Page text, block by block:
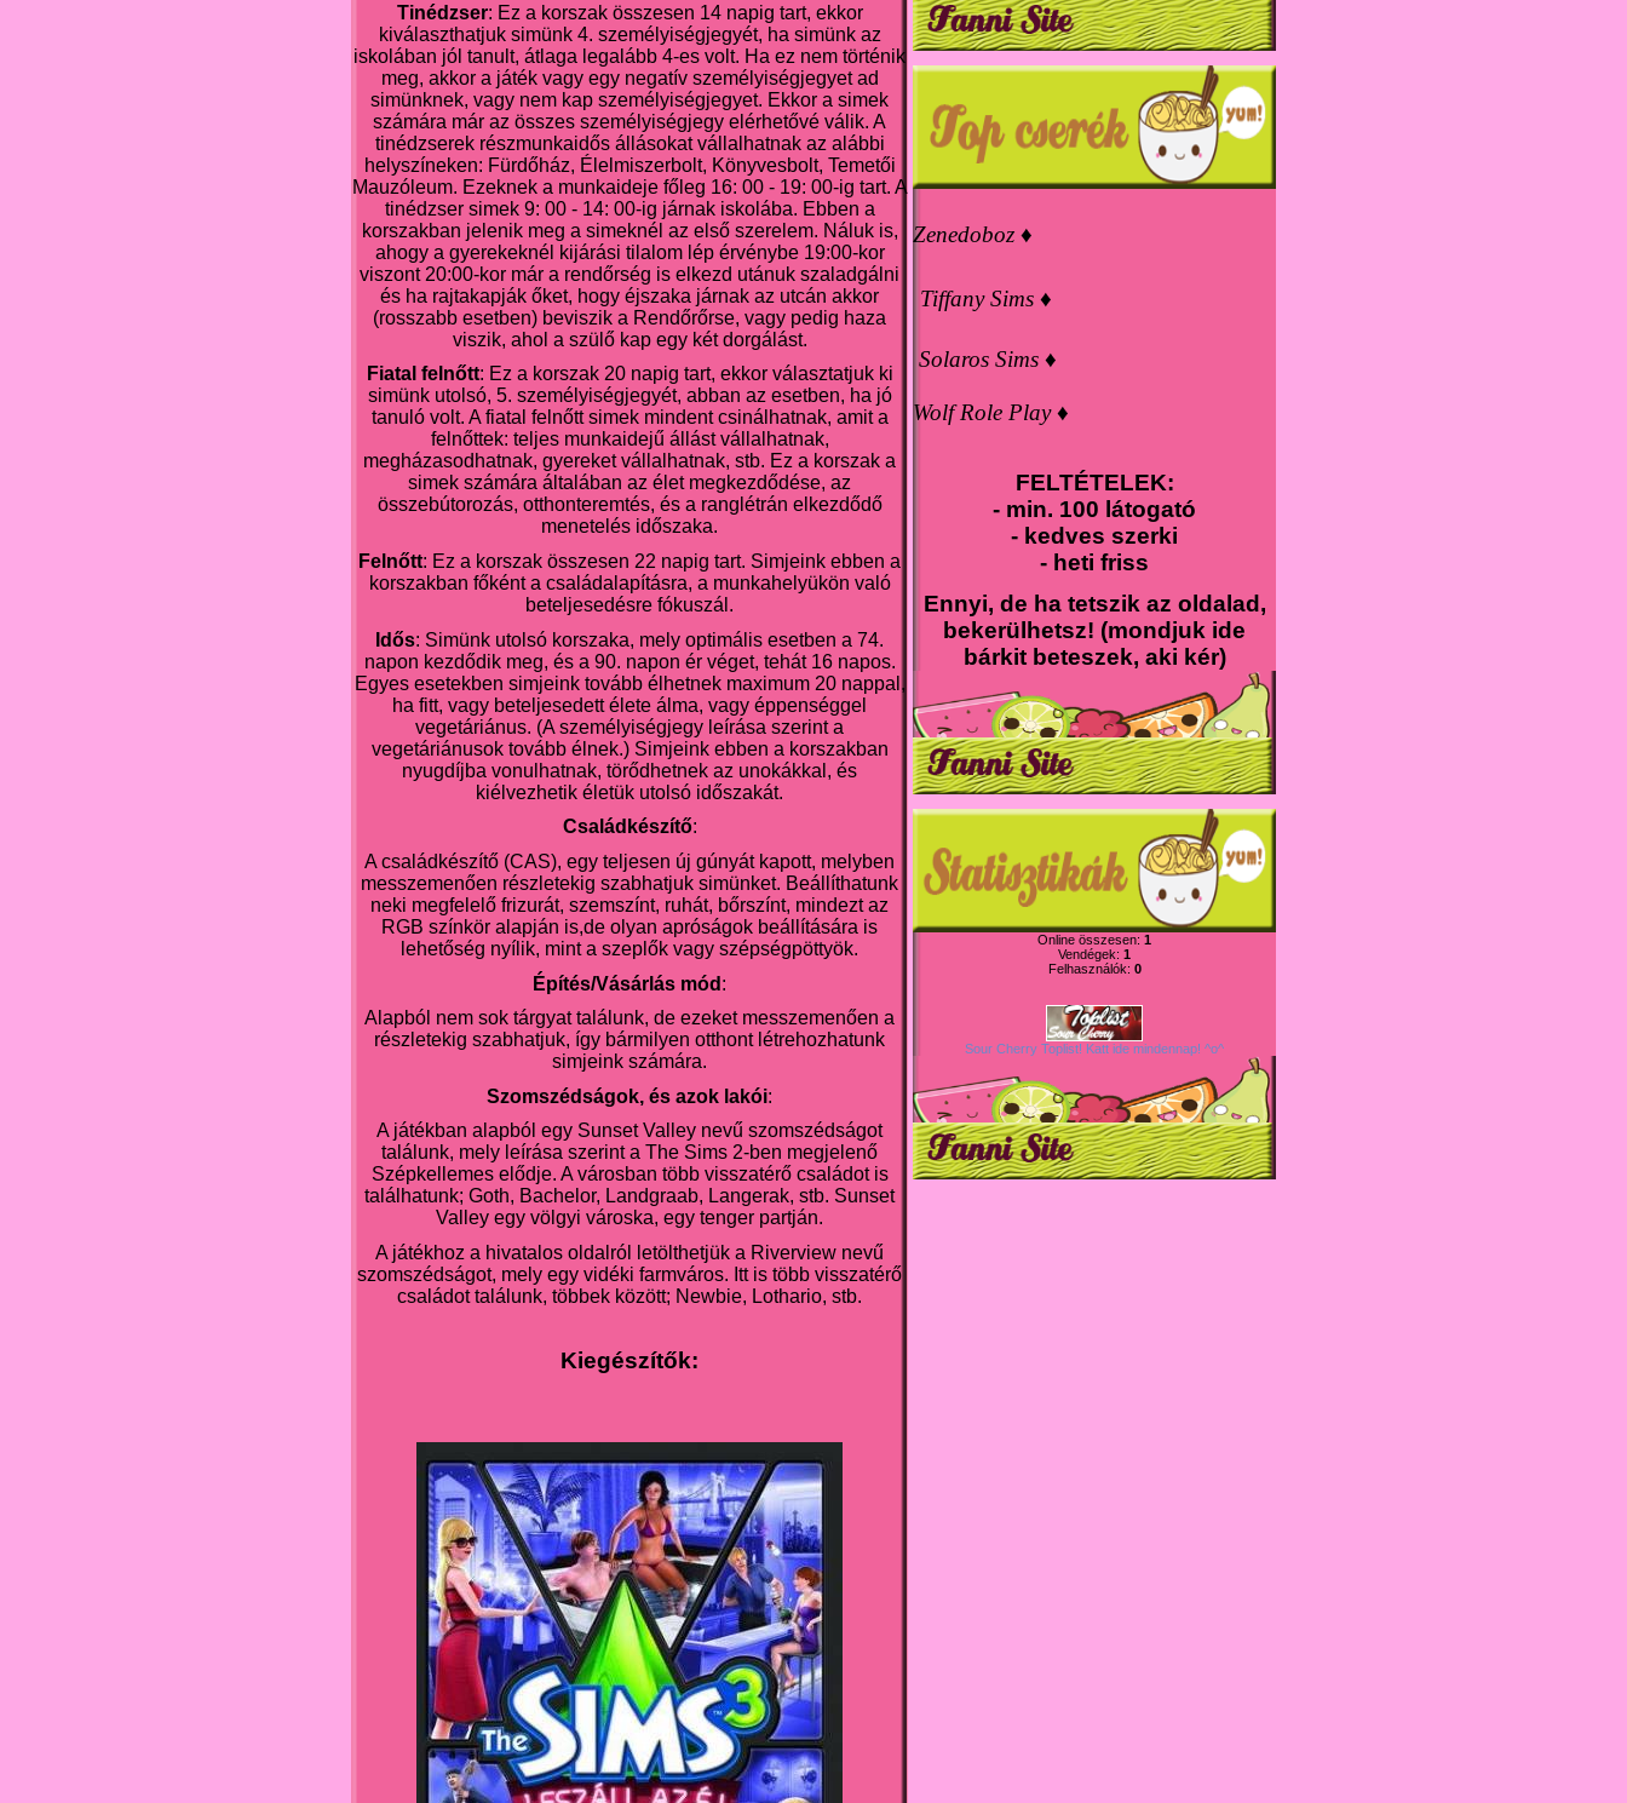
Tinédzser: Ez a korszak összesen 14 napig tart, ekkor
kiválaszthatjuk simünk 4. személyiségjegyét, ha simünk az
iskolában jól tanult, átlaga legalább 4-es volt. Ha ez nem történik
meg, akkor a játék vagy egy negatív személyiségjegyet ad
simünknek, vagy nem kap személyiségjegyet. Ekkor a simek
számára már az összes személyiségjegy elérhetővé válik. A
tinédzserek részmunkaidős állásokat vállalhatnak az alábbi
helyszíneken: Fürdőház, Élelmiszerbolt, Könyvesbolt, Temetői
Mauzóleum. Ezeknek a munkaideje főleg 16: 00 - 19: 00-ig tart. A
tinédzser simek 9: 00 - 14: 00-ig járnak iskolába. Ebben a
korszakban jelenik meg a simeknél az első szerelem. Náluk is,
ahogy a gyerekeknél kijárási tilalom lép érvénybe 19:00-kor
viszont 20:00-kor már a rendőrség is elkezd utánuk szaladgálni
és ha rajtakapják őket, hogy éjszaka járnak az utcán akkor
(rosszabb esetben) beviszik a Rendőrőrse, vagy pedig haza
viszik, ahol a szülő kap egy két dorgálást.
Fiatal felnőtt: Ez a korszak 20 napig tart, ekkor választatjuk ki
simünk utolsó, 5. személyiségjegyét, abban az esetben, ha jó
tanuló volt. A fiatal felnőtt simek mindent csinálhatnak, amit a
felnőttek: teljes munkaidejű állást vállalhatnak,
megházasodhatnak, gyereket vállalhatnak, stb. Ez a korszak a
simek számára általában az élet megkezdődése, az
összebútorozás, otthonteremtés, és a ranglétrán elkezdődő
menetelés időszaka.
Felnőtt: Ez a korszak összesen 22 napig tart. Simjeink ebben a
korszakban főként a családalapításra, a munkahelyükön való
beteljesedésre fókuszál.
Idős: Simünk utolsó korszaka, mely optimális esetben a 74.
napon kezdődik meg, és a 90. napon ér véget, tehát 16 napos.
Egyes esetekben simjeink tovább élhetnek maximum 20 nappal,
ha fitt, vagy beteljesedett élete álma, vagy éppenséggel
vegetáriánus. (A személyiségjegy leírása szerint a
vegetáriánusok tovább élnek.) Simjeink ebben a korszakban
nyugdíjba vonulhatnak, törődhetnek az unokákkal, és
kiélvezhetik életük utolsó időszakát.
Családkészítő:
A családkészítő (CAS), egy teljesen új gúnyát kapott, melyben
messzemenően részletekig szabhatjuk simünket. Beállíthatunk
neki megfelelő frizurát, szemszínt, ruhát, bőrszínt, mindezt az
RGB színkör alapján is,de olyan apróságok beállítására is
lehetőség nyílik, mint a szeplők vagy szépségpöttyök.
Építés/Vásárlás mód :
Alapból nem sok tárgyat találunk, de ezeket messzemenően a
részletekig szabhatjuk, így bármilyen otthont létrehozhatunk
simjeink számára.
Szomszédságok, és azok lakói:
A játékban alapból egy Sunset Valley nevű szomszédságot
találunk, mely leírása szerint a The Sims 2-ben megjelenő
Szépkellemes elődje. A városban több visszatérő családot is
találhatunk; Goth, Bachelor, Landgraab, Langerak, stb. Sunset
Valley egy völgyi városka, egy tenger partján.
A játékhoz a hivatalos oldalról letölthetjük a Riverview nevű
szomszédságot, mely egy vidéki farmváros. Itt is több visszatérő
családot találunk, többek között; Newbie, Lothario, stb.
Kiegészítők:
Zenedoboz ♦
Tiffany Sims ♦
Solaros Sims ♦
Wolf Role Play ♦
FELTÉTELEK:
- min. 100 látogató
- kedves szerki
- heti friss
Ennyi, de ha tetszik az oldalad,
bekerülhetsz! (mondjuk ide
bárkit beteszek, aki kér)
Online összesen: 1
Vendégek: 1
Felhasználók: 0
Sour Cherry Toplist! Katt ide mindennap! ^o^